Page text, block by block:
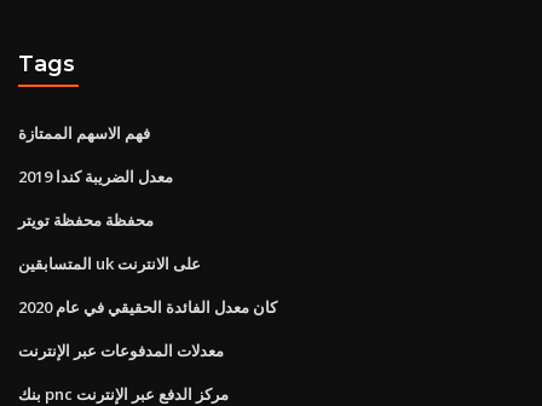
Tags
فهم الاسهم الممتازة
معدل الضريبة كندا 2019
محفظة محفظة تويتر
المتسابقين uk على الانترنت
كان معدل الفائدة الحقيقي في عام 2020
معدلات المدفوعات عبر الإنترنت
بنك pnc مركز الدفع عبر الإنترنت